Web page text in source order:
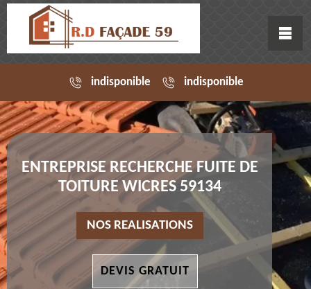
indisponible indisponible
ENTREPRISE RECHERCHE FUITE DE
TOITURE WICRES 59134
NOS REALISATIONS
DEVIS GRATUIT